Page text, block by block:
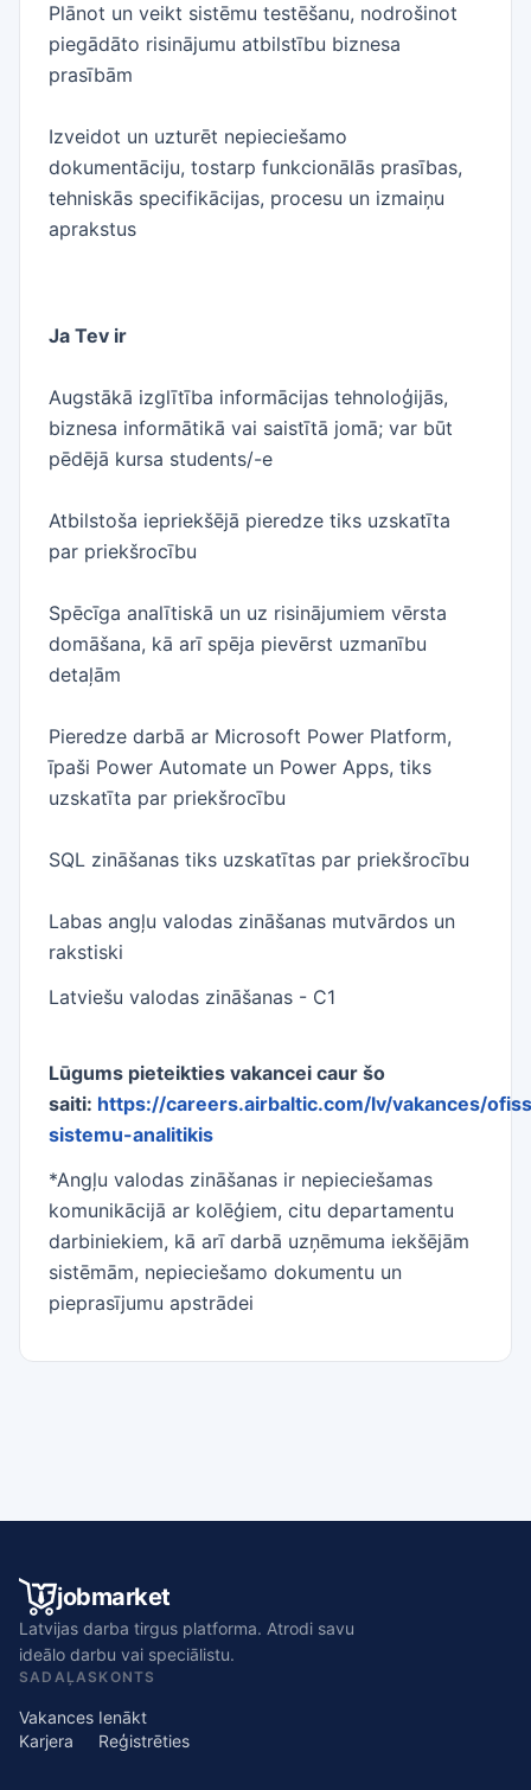
Plānot un veikt sistēmu testēšanu, nodrošinot
piegādāto risinājumu atbilstību biznesa
prasībām
Izveidot un uzturēt nepieciešamo
dokumentāciju, tostarp funkcionālās prasības,
tehniskās specifikācijas, procesu un izmaiņu
aprakstus
Ja Tev ir
Augstākā izglītība informācijas tehnoloģijās,
biznesa informātikā vai saistītā jomā; var būt
pēdējā kursa students/-e
Atbilstoša iepriekšējā pieredze tiks uzskatīta
par priekšrocību
Spēcīga analītiskā un uz risinājumiem vērsta
domāšana, kā arī spēja pievērst uzmanību
detaļām
Pieredze darbā ar Microsoft Power Platform,
īpaši Power Automate un Power Apps, tiks
uzskatīta par priekšrocību
SQL zināšanas tiks uzskatītas par priekšrocību
Labas angļu valodas zināšanas mutvārdos un
rakstiski
Latviešu valodas zināšanas - C1
Lūgums pieteikties vakancei caur šo
saiti: https://careers.airbaltic.com/lv/vakances/
sistemu-analitikis
*Angļu valodas zināšanas ir nepieciešamas
komunikācijā ar kolēģiem, citu departamentu
darbiniekiem, kā arī darbā uzņēmuma iekšējām
sistēmām, nepieciešamo dokumentu un
pieprasījumu apstrādei
jobmarket
Latvijas darba tirgus platforma. Atrodi savu
ideālo darbu vai speciālistu.
SADAĻAS
Vakances
Karjera
KONTS
Ienākt
Reģistrēties